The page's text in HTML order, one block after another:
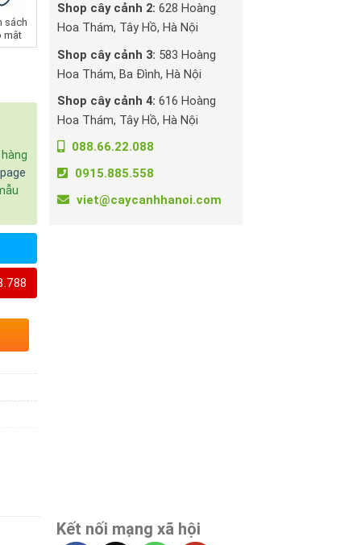
sách
mật
Shop cây cảnh 2: 628 Hoàng
Hoa Thám, Tây Hồ, Hà Nội
Shop cây cảnh 3: 583 Hoàng
Hoa Thám, Ba Đình, Hà Nội
Shop cây cảnh 4: 616 Hoàng
Hoa Thám, Tây Hồ, Hà Nội
088.66.22.088
0915.885.558
viet@caycanhhanoi.com
Kết nối mạng xã hội